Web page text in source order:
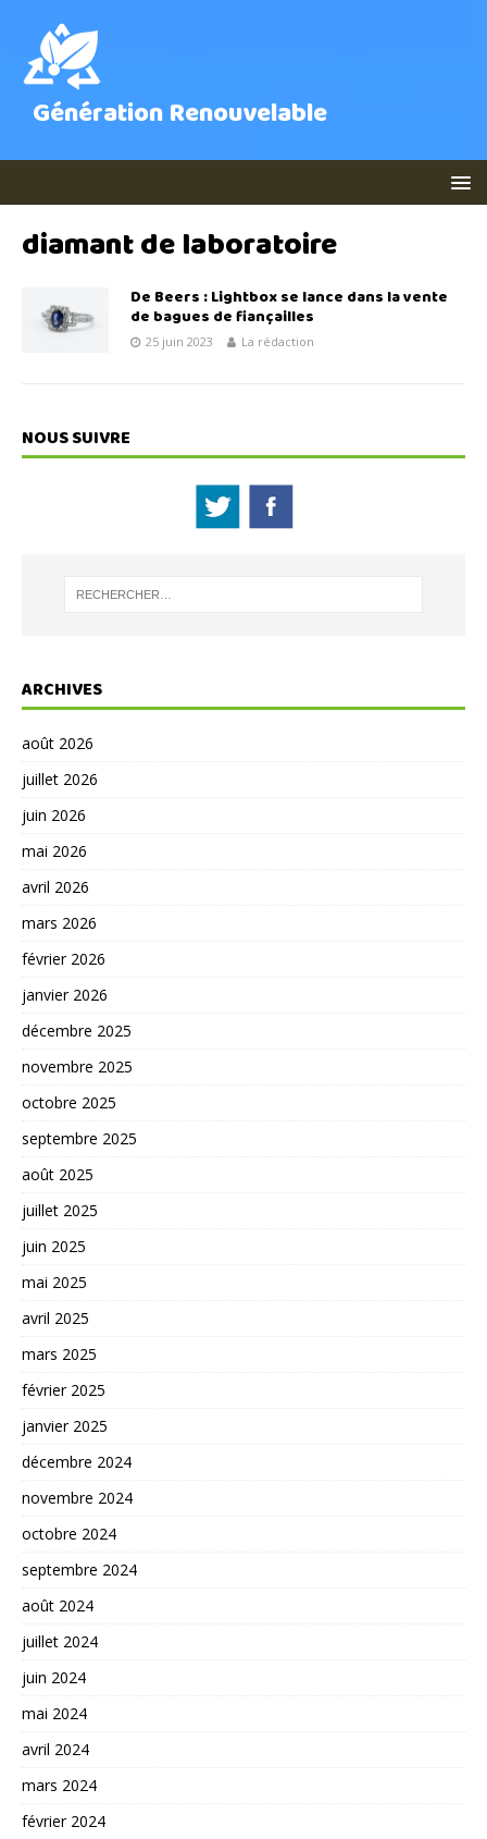
Génération Renouvelable
diamant de laboratoire
De Beers : Lightbox se lance dans la vente
de bagues de fiançailles
25 juin 2023 La rédaction
NOUS SUIVRE
ARCHIVES
août 2026
juillet 2026
juin 2026
mai 2026
avril 2026
mars 2026
février 2026
janvier 2026
décembre 2025
novembre 2025
octobre 2025
septembre 2025
août 2025
juillet 2025
juin 2025
mai 2025
avril 2025
mars 2025
février 2025
janvier 2025
décembre 2024
novembre 2024
octobre 2024
septembre 2024
août 2024
juillet 2024
juin 2024
mai 2024
avril 2024
mars 2024
février 2024